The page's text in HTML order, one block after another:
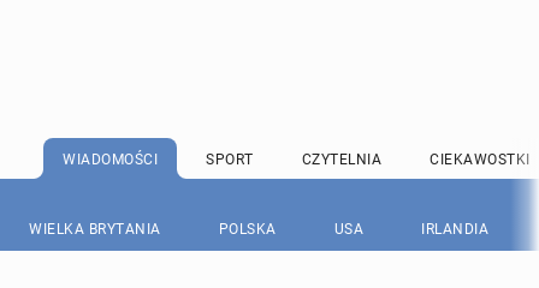
WIADOMOŚCI SPORT CZYTELNIA CIEKAWOSTKI
WIELKA BRYTANIA POLSKA USA IRLANDIA